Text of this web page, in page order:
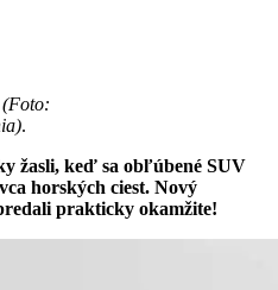
Foto:
).
žasli, keď sa obľúbené SUV
horských ciest. Nový
prakticky okamžite!